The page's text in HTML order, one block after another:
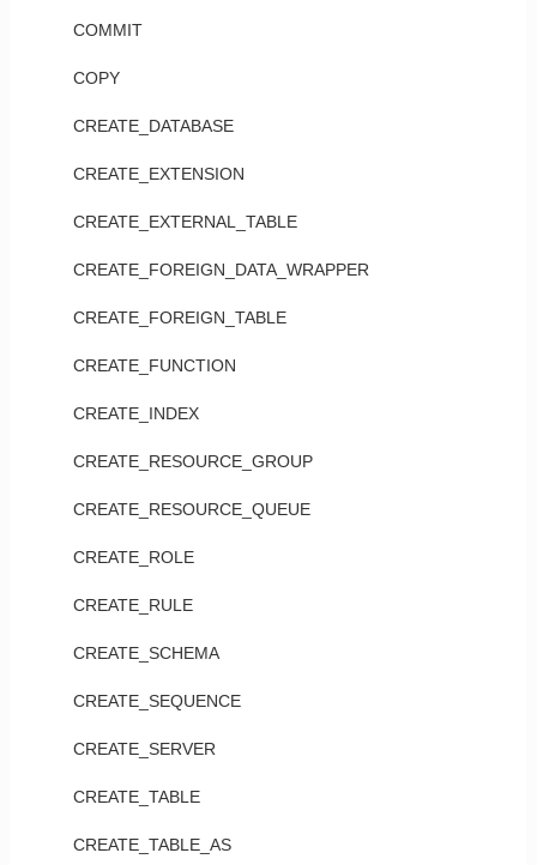
COMMIT
COPY
CREATE_DATABASE
CREATE_EXTENSION
CREATE_EXTERNAL_TABLE
CREATE_FOREIGN_DATA_WRAPPER
CREATE_FOREIGN_TABLE
CREATE_FUNCTION
CREATE_INDEX
CREATE_RESOURCE_GROUP
CREATE_RESOURCE_QUEUE
CREATE_ROLE
CREATE_RULE
CREATE_SCHEMA
CREATE_SEQUENCE
CREATE_SERVER
CREATE_TABLE
CREATE_TABLE_AS